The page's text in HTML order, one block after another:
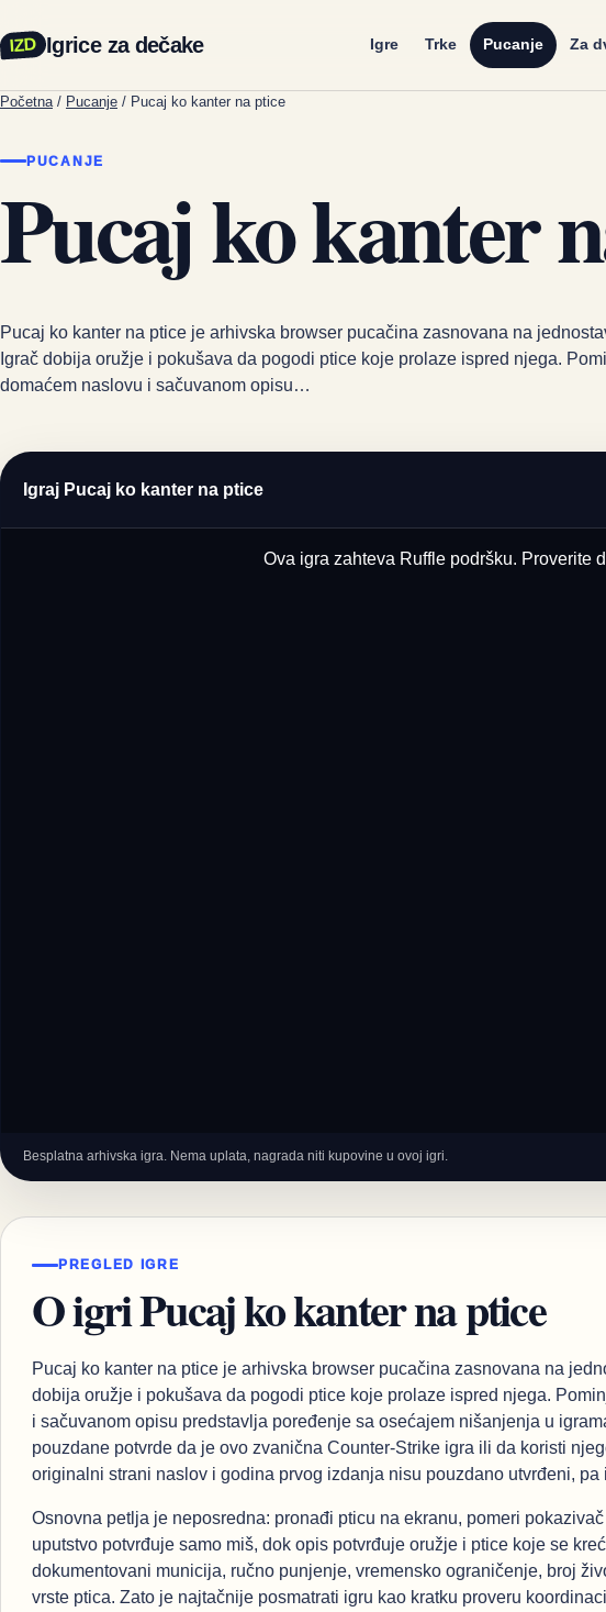
IZD Igrice za dečake Igre Trke Pucanje Za
Početna / Pucanje / Pucaj ko kanter na ptice
PUCANJE
Pucaj ko kanter
Pucaj ko kanter na ptice je arhivska browser pucačina zasnovana na
Igrač dobija oružje i pokušava da pogodi ptice koje prolaze ispred njega.
domaćem naslovu i sačuvanom opisu…
Igraj Pucaj ko kanter na ptice
Ova igra zahteva Ruffle podršku. Proverite
Besplatna arhivska igra. Nema uplata, nagrada niti kupovine u ovoj igri.
PREGLED IGRE
O igri Pucaj ko kanter na ptice
Pucaj ko kanter na ptice je arhivska browser pucačina zasnovana na
dobija oružje i pokušava da pogodi ptice koje prolaze ispred njega.
i sačuvanom opisu predstavlja poređenje sa osećajem nišanjenja u
pouzdane potvrde da je ovo zvanična Counter-Strike igra ili da koristi
originalni strani naslov i godina prvog izdanja nisu pouzdano utvrđeni, pa
Osnovna petlja je neposredna: pronađi pticu na ekranu, pomeri
uputstvo potvrđuje samo miš, dok opis potvrđuje oružje i ptice koje se
dokumentovani municija, ručno punjenje, vremensko ograničenje, broj
vrste ptica. Zato je najtačnije posmatrati igru kao kratku proveru